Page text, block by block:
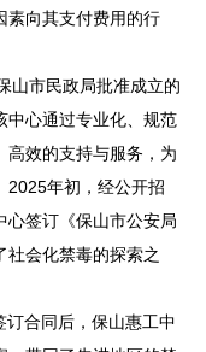
素向其支付费用的行
山市民政局批准成立的
中心通过专业化、规范
高效的支持与服务，为
2025年初，经公开招
心签订《保山市公安局
社会化禁毒的探索之
合同后，保山惠工中